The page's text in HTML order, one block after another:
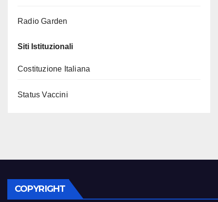
Radio Garden
Siti Istituzionali
Costituzione Italiana
Status Vaccini
COPYRIGHT